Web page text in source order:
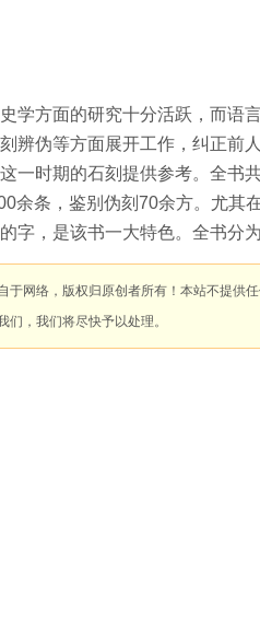
学方面的研究十分活跃，而语
辨伪等方面展开工作，纠正前
一时期的石刻提供参考。全书
余条，鉴别伪刻70余方。尤其
字，是该书一大特色。全书分
于网络，版权归原创者所有！本站不提供
，我们将尽快予以处理。